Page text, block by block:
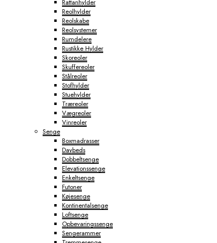
Rattanhylder
Reolhylder
Reolskabe
Reolsystemer
Rumdelere
Rustikke Hylder
Skoreoler
Skuffereoler
Stålreoler
Stofhylder
Stuehylder
Træreoler
Vægreoler
Vinreoler
Senge
Boxmadrasser
Daybeds
Dobbeltsenge
Elevationssenge
Enkeltsenge
Futoner
Køjesenge
Kontinentalsenge
Loftsenge
Opbevaringssenge
Sengerammer